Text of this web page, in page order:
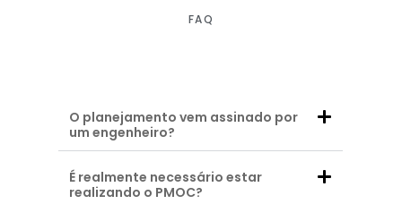
FAQ
O planejamento vem assinado por
um engenheiro?
É realmente necessário estar
realizando o PMOC?